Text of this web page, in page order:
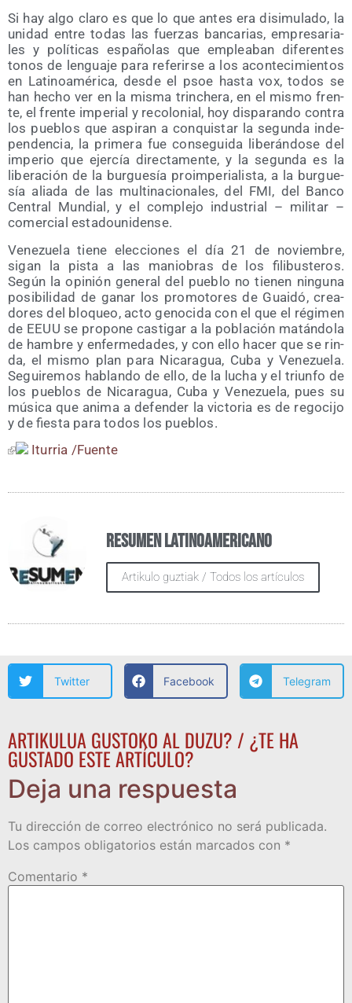
Si hay algo cla­ro es que lo que antes era disi­mu­la­do, la
uni­dad entre todas las fuer­zas ban­ca­rias, empre­sa­ria­
les y polí­ti­cas espa­ño­las que emplea­ban dife­ren­tes
tonos de len­gua­je para refe­rir­se a los acon­te­ci­mien­tos
en Lati­noa­mé­ri­ca, des­de el psoe has­ta vox, todos se
han hecho ver en la mis­ma trin­che­ra, en el mis­mo fren­
te, el fren­te impe­rial y reco­lo­nial, hoy dis­pa­ran­do con­tra
los pue­blos que aspi­ran a con­quis­tar la segun­da inde­
pen­den­cia, la pri­me­ra fue con­se­gui­da libe­rán­do­se del
impe­rio que ejer­cía direc­ta­men­te, y la segun­da es la
libe­ra­ción de la bur­gue­sía proim­pe­ria­lis­ta, a la bur­gue­
sía alia­da de las mul­ti­na­cio­na­les, del FMI, del Ban­co
Cen­tral Mun­dial, y el com­ple­jo indus­trial – mili­tar –
comer­cial estadounidense.
Vene­zue­la tie­ne elec­cio­nes el día 21 de noviem­bre,
sigan la pis­ta a las manio­bras de los fili­bus­te­ros.
Según la opi­nión gene­ral del pue­blo no tie­nen nin­gu­na
posi­bi­li­dad de ganar los pro­mo­to­res de Guai­dó, crea­
do­res del blo­queo, acto geno­ci­da con el que el régi­men
de EEUU se pro­po­ne cas­ti­gar a la pobla­ción matán­do­la
de ham­bre y enfer­me­da­des, y con ello hacer que se rin­
da, el mis­mo plan para Nica­ra­gua, Cuba y Vene­zue­la.
Segui­re­mos hablan­do de ello, de la lucha y el triun­fo de
los pue­blos de Nica­ra­gua, Cuba y Vene­zue­la, pues su
músi­ca que ani­ma a defen­der la vic­to­ria es de rego­ci­jo
y de fies­ta para todos los pueblos.
Itu­rria /​Fuen­te
Resumen Latinoamericano
Artikulo guztiak / Todos los artículos
Twitter Facebook Telegram
ARTIKULUA GUSTOKO AL DUZU? / ¿TE HA
GUSTADO ESTE ARTÍCULO?
Deja una respuesta
Tu dirección de correo electrónico no será publicada.
Los campos obligatorios están marcados con *
Comentario *